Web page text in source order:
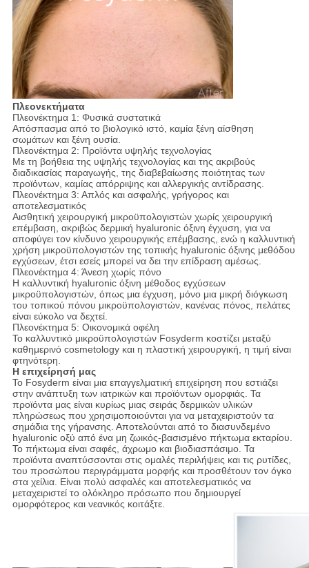
Πλεονεκτήματα
Πλεονέκτημα 1: Φυσικά συστατικά
Απόσπασμα από το βιολογικό ιστό, καμία ξένη αίσθηση
σωμάτων και ξένη ουσία.
Πλεονέκτημα 2: Προϊόντα υψηλής τεχνολογίας
Με τη βοήθεια της υψηλής τεχνολογίας και της ακριβούς
διαδικασίας παραγωγής, της διαβεβαίωσης ποιότητας των
προϊόντων, καμίας απόρριψης και αλλεργικής αντίδρασης.
Πλεονέκτημα 3: Απλός και ασφαλής, γρήγορος και
αποτελεσματικός
Αισθητική χειρουργική μικροϋπολογιστών χωρίς χειρουργική
επέμβαση, ακριβώς δερμική hyaluronic όξινη έγχυση, για να
αποφύγει τον κίνδυνο χειρουργικής επέμβασης, ενώ η καλλυντική
χρήση μικροϋπολογιστών της τοπικής hyaluronic όξινης μεθόδου
εγχύσεων, έτσι εσείς μπορεί να δει την επίδραση αμέσως.
Πλεονέκτημα 4: Άνεση χωρίς πόνο
Η καλλυντική hyaluronic όξινη μέθοδος εγχύσεων
μικροϋπολογιστών, όπως μια έγχυση, μόνο μια μικρή διόγκωση
του τοπικού πόνου μικροϋπολογιστών, κανένας πόνος, πελάτες
είναι εύκολο να δεχτεί.
Πλεονέκτημα 5: Οικονομικά οφέλη
Το καλλυντικό μικροϋπολογιστών Fosyderm κοστίζει μεταξύ
καθημερινό cosmetology και η πλαστική χειρουργική, η τιμή είναι
φτηνότερη.
Η επιχείρησή μας
Το Fosyderm είναι μια επαγγελματική επιχείρηση που εστιάζει
στην ανάπτυξη των ιατρικών και προϊόντων ομορφιάς. Τα
προϊόντα μας είναι κυρίως μιας σειράς δερμικών υλικών
πληρώσεως που χρησιμοποιούνται για να μεταχειριστούν τα
σημάδια της γήρανσης. Αποτελούνται από το διασυνδεμένο
hyaluronic οξύ από ένα μη ζωικός-βασισμένο πήκτωμα εκταρίου.
Το πήκτωμα είναι σαφές, άχρωμο και βιοδιασπάσιμο. Τα
προϊόντα αναπτύσσονται στις ομαλές περιλήψεις και τις ρυτίδες,
του προσώπου περιγράμματα μορφής και προσθέτουν τον όγκο
στα χείλια. Είναι πολύ ασφαλές και αποτελεσματικός να
μεταχειριστεί το ολόκληρο πρόσωπο που δημιουργεί
ομορφότερος και νεανικός κοιτάξτε.